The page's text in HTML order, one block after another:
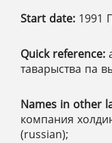
Start date: 1991
Quick reference:
таварыства па
Names in other
компания
(russian);